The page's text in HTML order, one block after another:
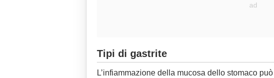
Tipi di gastrite
L’infiammazione della mucosa dello stomaco